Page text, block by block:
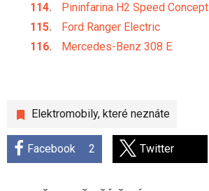
Pininfarina H2 Speed Concept
Ford Ranger Electric
Mercedes-Benz 308 E
Elektromobily, které neznáte
Facebook 2 Twitter